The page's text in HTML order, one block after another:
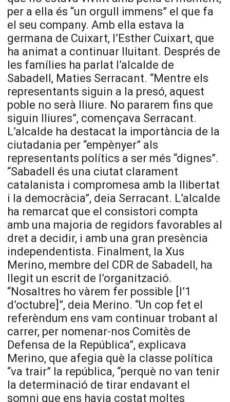
per a ella és “un orgull immens” el que fa
el seu company. Amb ella estava la
germana de Cuixart, l’Esther Cuixart, que
ha animat a continuar lluitant. Després de
les famílies ha parlat l’alcalde de
Sabadell, Maties Serracant. “Mentre els
representants siguin a la presó, aquest
poble no serà lliure. No pararem fins que
siguin lliures”, començava Serracant.
L’alcalde ha destacat la importància de la
ciutadania per “empènyer” als
representants polítics a ser més “dignes”.
“Sabadell és una ciutat clarament
catalanista i compromesa amb la llibertat
i la democràcia”, deia Serracant. L’alcalde
ha remarcat que el consistori compta
amb una majoria de regidors favorables al
dret a decidir, i amb una gran presència
independentista. Finalment, la Xus
Merino, membre del CDR de Sabadell, ha
llegit un escrit de l’organització.
“Nosaltres ho vàrem fer possible [l’1
d’octubre]”, deia Merino. “Un cop fet el
referèndum ens vam continuar trobant al
carrer, per nomenar-nos Comitès de
Defensa de la República”, explicava
Merino, que afegia què la classe política
“va trair” la república, “perquè no van tenir
la determinació de tirar endavant el
somni que ens havia costat moltes